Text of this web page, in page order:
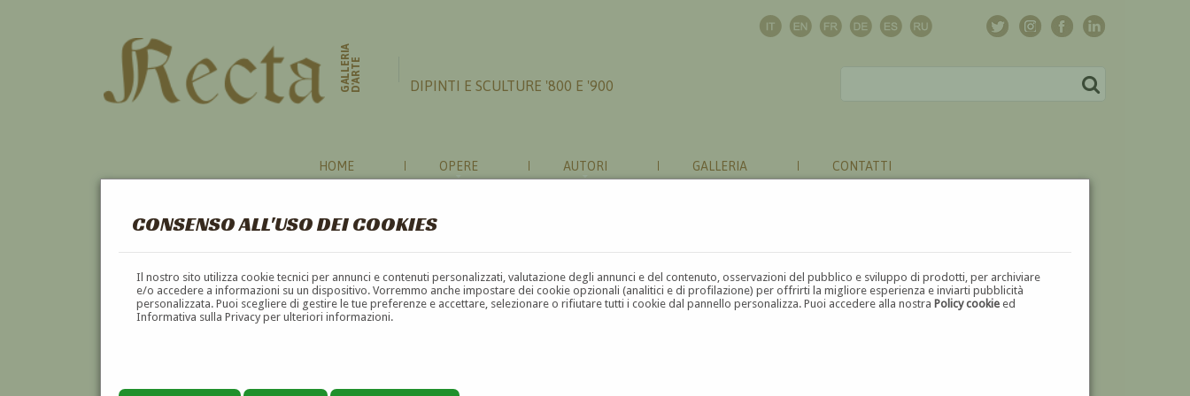
CONSENSO ALL'USO DEI COOKIES
Il nostro sito utilizza cookie tecnici per annunci e contenuti personalizzati, valutazione degli annunci e del contenuto, osservazioni del pubblico e sviluppo di prodotti, per archiviare
e/o accedere a informazioni su un dispositivo. Vorremmo anche impostare dei cookie opzionali (analitici e di profilazione) per offrirti la migliore esperienza e inviarti pubblicità
personalizzata. Puoi scegliere di gestire le tue preferenze e accettare, selezionare o rifiutare tutti i cookie dal pannello personalizza. Puoi accedere alla nostraPolicy cookie ed
Informativa sulla Privacy per ulteriori informazioni.
GALLERIAD'ARTE DIPINTI E SCULTURE '800 E '900
HOME OPERE AUTORI GALLERIA CONTATTI
TREVISO
A B C D E F G H I J K L M N O P Q R S T U V W X Y Z ⬅